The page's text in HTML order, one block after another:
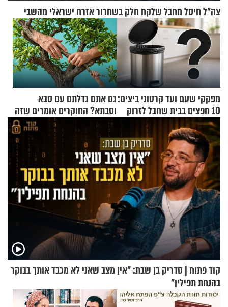
צה"ל חיסל מחבל שלקח חלק בשחרור אזרח ישראלי מהשבי
מפקקי שעם ועד קרטוני ביצים:
10 חפצים בבית שחבל לזרוק
לפח
גם אתם גדלתם עם סבא
וסבתא? החוקרים אומרים שזה
מתכון מנצח
קוד פתוח | סדריק בן שבת: "אין מצב שאני לא מכבד אותך בבוקר
בהנחת תפילין"